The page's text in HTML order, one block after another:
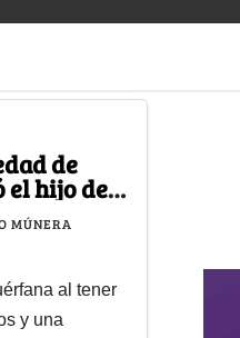
de
el hijo de
MÚNERA
al tener
y una